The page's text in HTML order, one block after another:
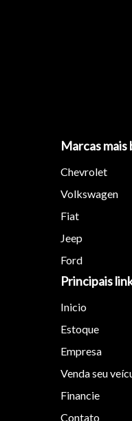
Marcas mais
Chevrolet
Volkswagen
Fiat
Jeep
Ford
Principais
Inicio
Estoque
Empresa
Venda seu
Financie
Contato